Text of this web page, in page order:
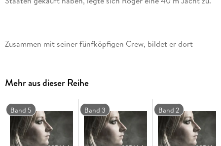
Zusammen mit seiner fünfköpfigen Crew, bildet er dort
Dieses ist zwei Wochen her, wenn die Geschichte damit
beginnt, dass er sich seine nächsten zwölf Azubinnen
aussucht. Unter den siebenunddreißig Bewerberinnen
befindet sich eine, die er nicht zu einer, sondern zu seiner
Sklavin machen möchte.
Mehr aus dieser Reihe
Band 5 Band 3 Band 2